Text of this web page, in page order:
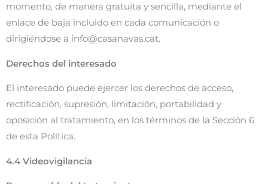
momento, de manera gratuita y sencilla, mediante el
enlace de baja incluido en cada comunicación o
dirigiéndose a info@casanavas.cat.
Derechos del interesado
El interesado puede ejercer los derechos de acceso,
rectificación, supresión, limitación, portabilidad y
oposición al tratamiento, en los términos de la Sección 6
de esta Política.
4.4 Videovigilancia